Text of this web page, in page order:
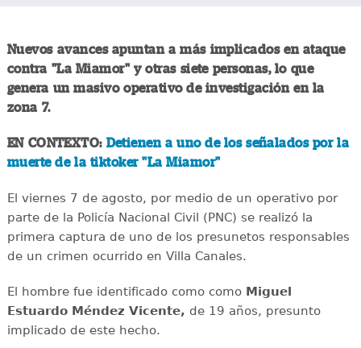
Nuevos avances apuntan a más implicados en ataque
contra "La Miamor" y otras siete personas, lo que
genera un masivo operativo de investigación en la
zona 7.
EN CONTEXTO: Detienen a uno de los señalados por la
muerte de la tiktoker "La Miamor"
El viernes 7 de agosto, por medio de un operativo por
parte de la Policía Nacional Civil (PNC) se realizó la
primera captura de uno de los presunetos responsables
de un crimen ocurrido en Villa Canales.
El hombre fue identificado como comoMiguel
Estuardo Méndez Vicente, de 19 años, presunto
implicado de este hecho.